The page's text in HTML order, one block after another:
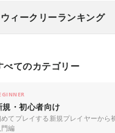
ウィークリーランキング
べてのカテゴリー
規・初心者向け
てプレイする新規プレイヤーから
門編